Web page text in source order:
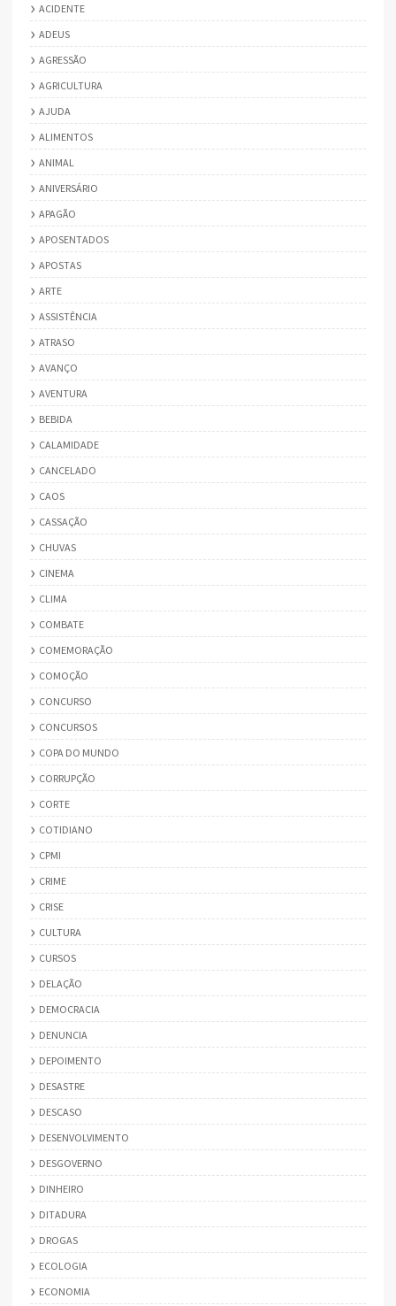
ACIDENTE
ADEUS
AGRESSÃO
AGRICULTURA
AJUDA
ALIMENTOS
ANIMAL
ANIVERSÁRIO
APAGÃO
APOSENTADOS
APOSTAS
ARTE
ASSISTÊNCIA
ATRASO
AVANÇO
AVENTURA
BEBIDA
CALAMIDADE
CANCELADO
CAOS
CASSAÇÃO
CHUVAS
CINEMA
CLIMA
COMBATE
COMEMORAÇÃO
COMOÇÃO
CONCURSO
CONCURSOS
COPA DO MUNDO
CORRUPÇÃO
CORTE
COTIDIANO
CPMI
CRIME
CRISE
CULTURA
CURSOS
DELAÇÃO
DEMOCRACIA
DENUNCIA
DEPOIMENTO
DESASTRE
DESCASO
DESENVOLVIMENTO
DESGOVERNO
DINHEIRO
DITADURA
DROGAS
ECOLOGIA
ECONOMIA